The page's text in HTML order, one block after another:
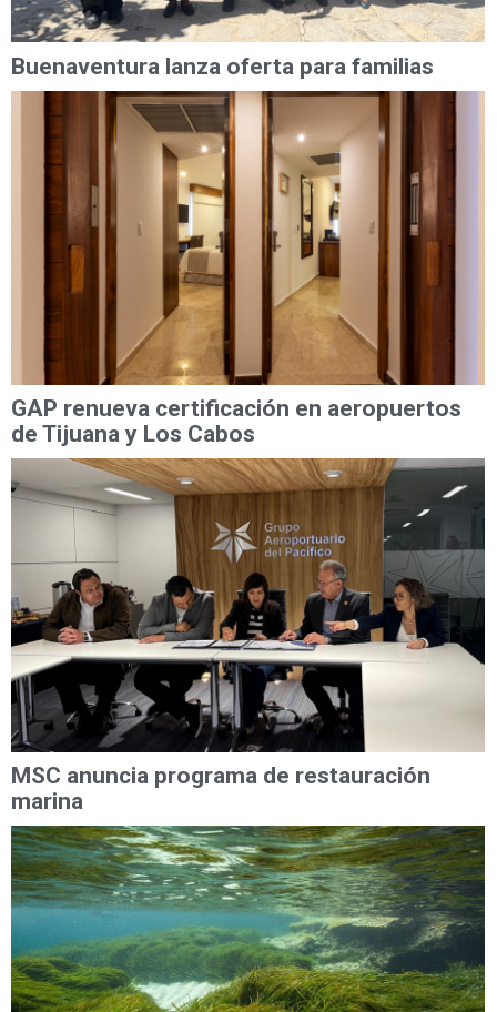
Buenaventura lanza oferta para familias
GAP renueva certificación en aeropuertos
de Tijuana y Los Cabos
MSC anuncia programa de restauración
marina